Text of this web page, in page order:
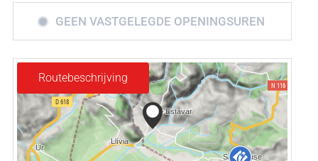
GEEN VASTGELEGDE OPENINGSUREN
Routebeschrijving